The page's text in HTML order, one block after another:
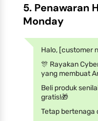
5. Penawaran
Monday
Halo, [customer
🎊 Rayakan
yang membuat
Beli produk
gratis!🎁
Tetap bertenaga